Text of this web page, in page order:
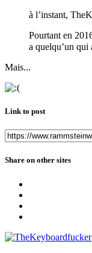
à l’instant,
Pourtant en
a quelqu’un
Mais...
Link to post
Share on other sites